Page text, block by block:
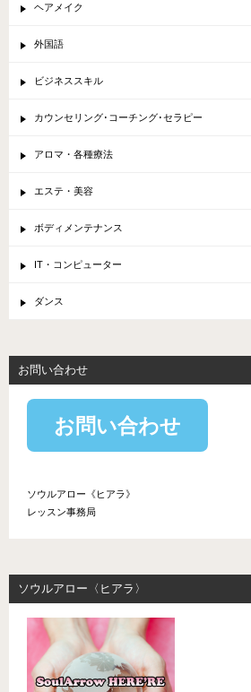
ヘアメイク
外国語
ビジネススキル
カウンセリング･コーチング･セラピー
アロマ・各種療法
エステ・美容
ボディメンテナンス
IT・コンピューター
ダンス
お問い合わせ
お問い合わせ
ソウルアロー《ヒアラ》
レッスン事務局
ソウルアロー〈ヒアラ〉